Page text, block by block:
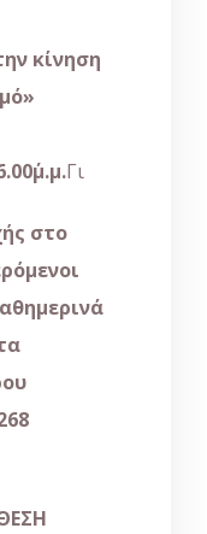
κίνηση
»
Γι
στο